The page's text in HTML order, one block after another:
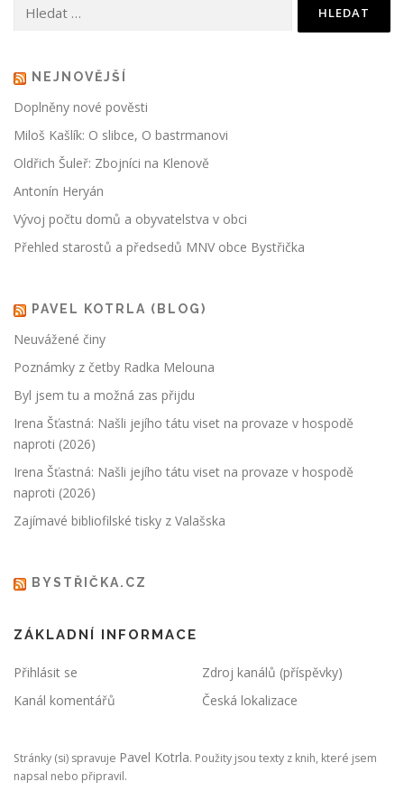
NEJNOVĚJŠÍ
Doplněny nové pověsti
Miloš Kašlík: O slibce, O bastrmanovi
Oldřich Šuleř: Zbojníci na Klenově
Antonín Heryán
Vývoj počtu domů a obyvatelstva v obci
Přehled starostů a předsedů MNV obce Bystřička
PAVEL KOTRLA (BLOG)
Neuvážené činy
Poznámky z četby Radka Melouna
Byl jsem tu a možná zas přijdu
Irena Šťastná: Našli jejího tátu viset na provaze v hospodě
naproti (2026)
Irena Šťastná: Našli jejího tátu viset na provaze v hospodě
naproti (2026)
Zajímavé bibliofilské tisky z Valašska
BYSTŘIČKA.CZ
ZÁKLADNÍ INFORMACE
Přihlásit se
Zdroj kanálů (příspěvky)
Kanál komentářů
Česká lokalizace
Stránky (si) spravuje Pavel Kotrla. Použity jsou texty z knih, které jsem
napsal nebo připravil.